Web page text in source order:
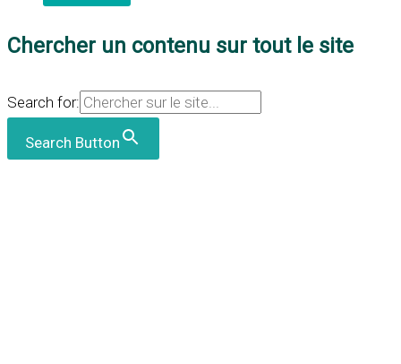
Chercher un contenu sur tout le site
Search for:
Search Button